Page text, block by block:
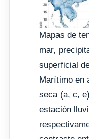
Mapas de
mar,
superficial
Marítimo en
seca (a, c,
estación